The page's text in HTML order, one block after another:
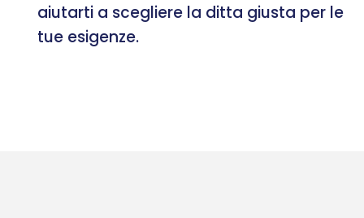
aiutarti a scegliere la ditta giusta per le
tue esigenze.